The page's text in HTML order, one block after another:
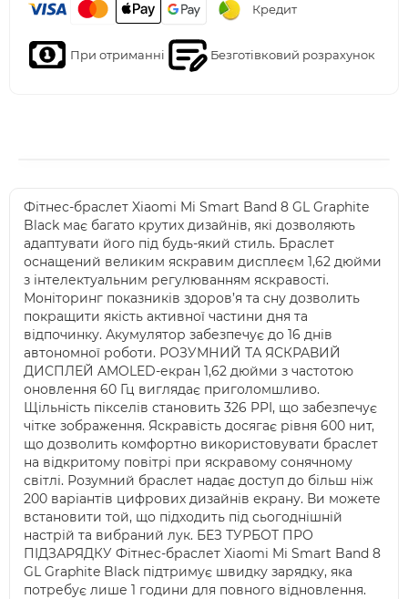
Кредит
При отриманні Безготівковий розрахунок
Фітнес-браслет Xiaomi Mi Smart Band 8 GL Graphite
Black має багато крутих дизайнів, які дозволяють
адаптувати його під будь-який стиль. Браслет
оснащений великим яскравим дисплеєм 1,62 дюйми
з інтелектуальним регулюванням яскравості.
Моніторинг показників здоров’я та сну дозволить
покращити якість активної частини дня та
відпочинку. Акумулятор забезпечує до 16 днів
автономної роботи. РОЗУМНИЙ ТА ЯСКРАВИЙ
ДИСПЛЕЙ AMOLED-екран 1,62 дюйми з частотою
оновлення 60 Гц виглядає приголомшливо.
Щільність пікселів становить 326 PPI, що забезпечує
чітке зображення. Яскравість досягає рівня 600 нит,
що дозволить комфортно використовувати браслет
на відкритому повітрі при яскравому сонячному
світлі. Розумний браслет надає доступ до більш ніж
200 варіантів цифрових дизайнів екрану. Ви можете
встановити той, що підходить під сьогоднішній
настрій та вибраний лук. БЕЗ ТУРБОТ ПРО
ПІДЗАРЯДКУ Фітнес-браслет Xiaomi Mi Smart Band 8
GL Graphite Black підтримує швидку зарядку, яка
потребує лише 1 години для повного відновлення.